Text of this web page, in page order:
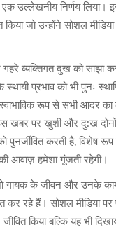
एक उल्लेखनीय निर्णय लिया।
जो उन्होंने सोशल
व्यक्तिगत दुख को साझा
स्थायी प्रभाव को भी पुनः
स्वाभाविक रूप से सभी आदर
खबर पर खुशी और दु:ख
पुनर्जीवित करती है, विशेष
आवाज़ हमेशा गूंजती रहेगी।
के जीवन और उनके काम
रहे हैं। सोशल मीडिया पर
जीवित किया बल्कि यह भी